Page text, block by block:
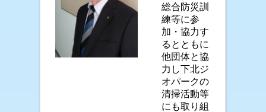
総合防災訓
練等に参
加・協力す
るとともに
他団体と協
力し下北ジ
オパークの
清掃活動等
にも取り組